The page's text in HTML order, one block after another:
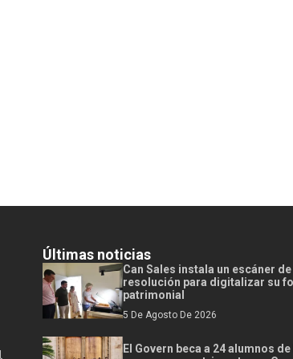
Últimas noticias
Can Sales instala un escáner
resolución para digitalizar su
patrimonial
5 De Agosto De 2026
El Govern beca a 24 alumnos de